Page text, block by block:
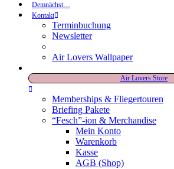
Demnächst…
Kontakt
Terminbuchung
Newsletter
Air Lovers Wallpaper
Air Lovers Store
Memberships & Fliegertouren
Briefing Pakete
“Fesch”-ion & Merchandise
Mein Konto
Warenkorb
Kasse
AGB (Shop)